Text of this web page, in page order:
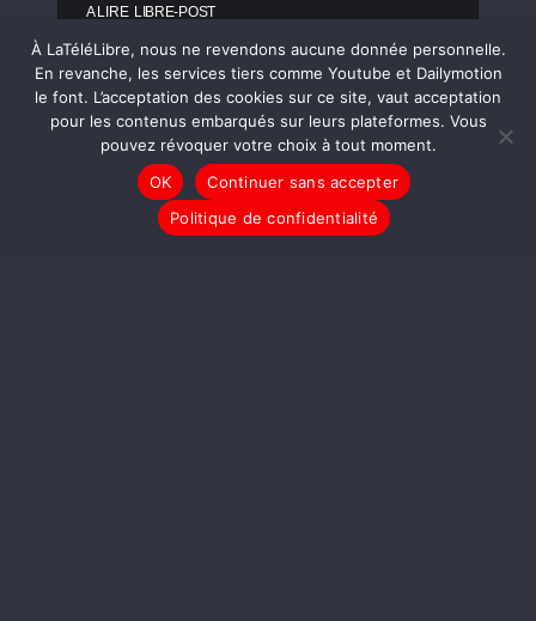
A LIRE LIBRE-POST
[Série] Quartier de
campagne #3
LIRE LA SUITE
À LaTéléLibre, nous ne revendons aucune donnée personnelle.
En revanche, les services tiers comme Youtube et Dailymotion
le font. L’acceptation des cookies sur ce site, vaut acceptation
pour les contenus embarqués sur leurs plateformes. Vous
pouvez révoquer votre choix à tout moment.
OK
Continuer sans accepter
Politique de confidentialité